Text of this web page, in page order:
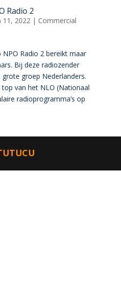
Radio 2
11, 2022 | Commercial
Radio 2 bereikt maar
Bij deze radiozender
groep Nederlanders.
van het NLO (Nationaal
radioprogramma’s op